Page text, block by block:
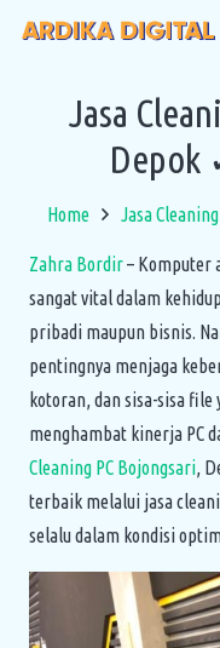
Jasa
Depok
Home Jasa
Zahra Bordir– Komputer
sangat vital dalam
pribadi maupun bisnis.
pentingnya menjaga
kotoran, dan sisa-sisa
menghambat kinerja PC
Cleaning PC Bojongsari,
terbaik melalui jasa
selalu dalam kondisi